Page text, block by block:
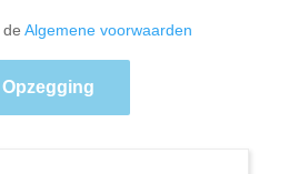
Algemene voorwaarden